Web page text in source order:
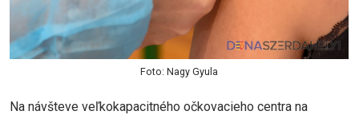
Foto: Nagy Gyula
Na návšteve veľkokapacitného očkovacieho centra na